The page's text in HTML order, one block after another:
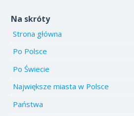
Na skróty
Strona główna
Po Polsce
Po Świecie
Największe miasta w Polsce
Państwa